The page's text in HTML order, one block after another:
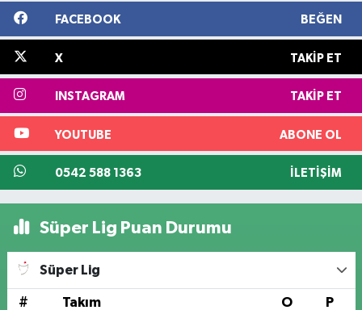
FACEBOOK BEĞEN
X TAKIP ET
INSTAGRAM TAKIP ET
YOUTUBE ABONE OL
0542 588 1363 İLETIŞIM
Süper Lig Puan Durumu
Süper Lig
# Takım O P